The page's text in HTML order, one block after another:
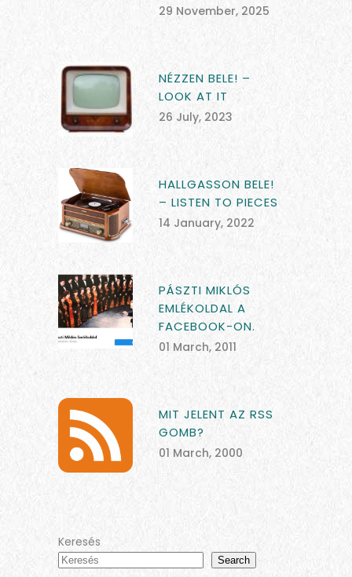
29 November, 2025
NÉZZEN BELE! –
LOOK AT IT
26 July, 2023
HALLGASSON BELE!
– LISTEN TO PIECES
14 January, 2022
PÁSZTI MIKLÓS
EMLÉKOLDAL A
FACEBOOK-ON.
01 March, 2011
MIT JELENT AZ RSS
GOMB?
01 March, 2000
Keresés
Search